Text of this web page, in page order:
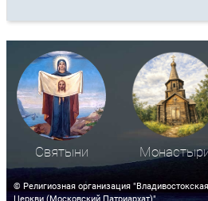
Святыни
© Религиозная организация